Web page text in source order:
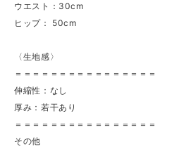
ウエスト：30cm
ヒップ： 50cm
〈生地感〉
＝＝＝＝＝＝＝＝＝＝＝＝＝＝＝＝
伸縮性：なし
厚み：若干あり
＝＝＝＝＝＝＝＝＝＝＝＝＝＝＝＝
その他